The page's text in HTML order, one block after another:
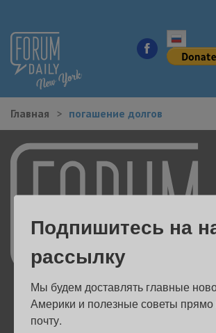
КУДА ПОЙТИ В ГОРОДЕ
ЗДОРОВЬЕ
РАБОТА И БИЗНЕС
ЖИЛЬЕ
ОБРАЗОВАНИЕ
Главная погашение долгов
Подпишитесь на
рассылку
Мы будем доставлять главные
Америки и полезные советы
почту.